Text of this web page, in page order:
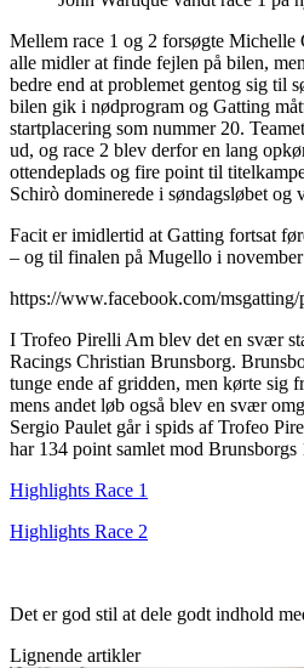
Mellem race 1 og 2 forsøgte Michelle
alle midler at finde fejlen på bilen,
bedre end at problemet gentog sig til
bilen gik i nødprogram og Gatting
startplacering som nummer 20.
ud, og race 2 blev derfor en lang
ottendeplads og fire point til
Schirò dominerede i søndagsløbet og
Facit er imidlertid at Gatting fortsat
– og til finalen på Mugello i
https://www.facebook.com/
I Trofeo Pirelli Am blev det en svær
Racings Christian Brunsborg.
tunge ende af gridden, men kørte sig
mens andet løb også blev en svær
Sergio Paulet går i spids af Trofeo
har 134 point samlet mod Brunsborgs
Highlights Race 1
Highlights Race 2
Det er god stil at dele godt indhold
Lignende artikler